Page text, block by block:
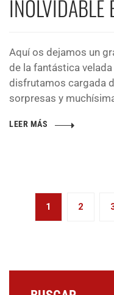
INOLVIDABLE
Aquí os dejamos un
de la fantástica velada
disfrutamos cargada
sorpresas y
LEER MÁS
1 2